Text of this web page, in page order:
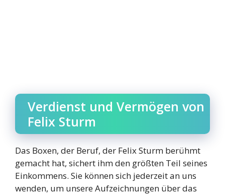
Verdienst und Vermögen von
Felix Sturm
Das Boxen, der Beruf, der Felix Sturm berühmt
gemacht hat, sichert ihm den größten Teil seines
Einkommens. Sie können sich jederzeit an uns
wenden, um unsere Aufzeichnungen über das